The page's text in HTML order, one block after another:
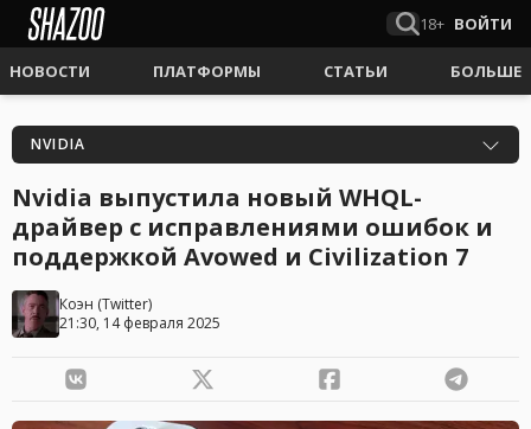
18+ ВОЙТИ
НОВОСТИ ПЛАТФОРМЫ СТАТЬИ БОЛЬШЕ
NVIDIA
Nvidia выпустила новый WHQL-
драйвер с исправлениями ошибок и
поддержкой Avowed и Civilization 7
Коэн (Twitter)
21:30, 14 февраля 2025